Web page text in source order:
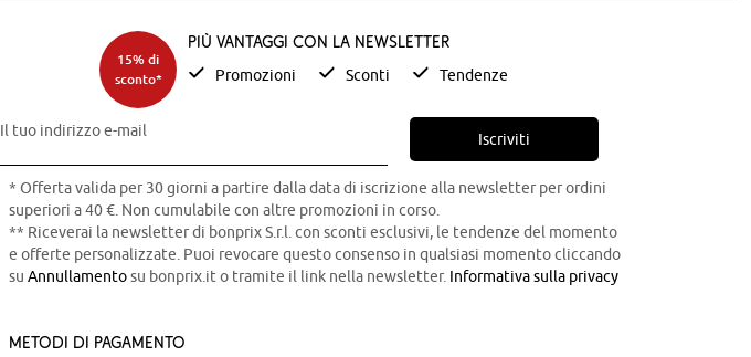
15% di
sconto*
Più vantaggi con la newsletter
Promozioni Sconti Tendenze
Il tuo indirizzo e-mail Iscriviti
* Offerta valida per 30 giorni a partire dalla data di iscrizione alla newsletter per ordini
superiori a 40 €. Non cumulabile con altre promozioni in corso.
** Riceverai la newsletter di bonprix S.r.l. con sconti esclusivi, le tendenze del momento
e offerte personalizzate. Puoi revocare questo consenso in qualsiasi momento cliccando
su Annullamentosu bonprix.it o tramite il link nella newsletter. Informativa sulla privacy
Metodi di pagamento